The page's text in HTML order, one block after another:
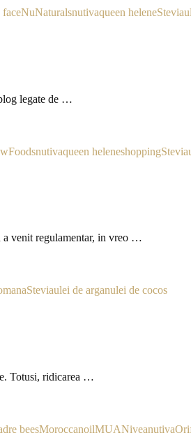
faceNuNaturalsnutivaqueen heleneStevia
legate de …
nutivaqueen heleneshoppingStevia
a venit regulamentar, in vreo …
Steviaulei de arganulei de cocos
Totusi, ridicarea …
beesMoroccanoilMUANiveanutiva